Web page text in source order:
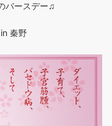
バースデー♫
秦野